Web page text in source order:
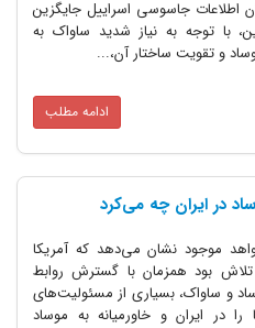
جاسوسی اسراییل جایگزین
با توجه به نیاز شدید ساواک به
و تقویت ساختار آن،...
ادامه مطلب
در ایران چه می‌کرد
موجود نشان می‌دهد که آمریکا
بود همزمان با گسترش روابط
و ساواک، بسیاری از مسئولیت‌های
در ایران و خاورمیانه به موساد